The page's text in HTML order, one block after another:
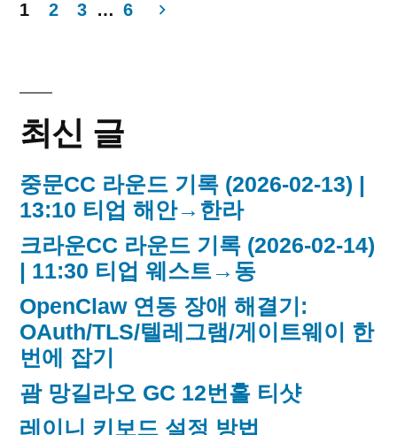
the
페
이
지
매
김
1 2 3 … 6
최신 글
중문CC 라운드 기록 (2026-02-13) |
13:10 티업 해안→한라
크라운CC 라운드 기록 (2026-02-14)
| 11:30 티업 웨스트→동
OpenClaw 연동 장애 해결기:
OAuth/TLS/텔레그램/게이트웨이 한
번에 잡기
괌 망길라오 GC 12번홀 티샷
레이니 키보드 설정 방법